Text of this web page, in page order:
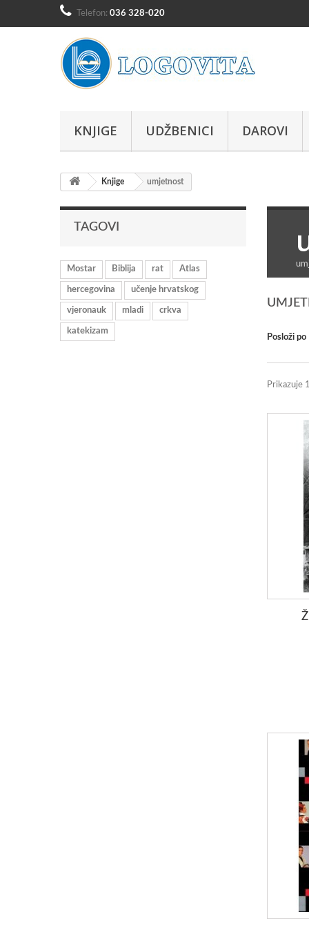
Telefon: 036 328-020
KNJIGE UDŽBENICI DAROVI
Knjige umjetnost
TAGOVI
Mostar Biblija rat Atlas
hercegovina učenje hrvatskog
vjeronauk mladi crkva
katekizam
Posloži po
Prikazuje